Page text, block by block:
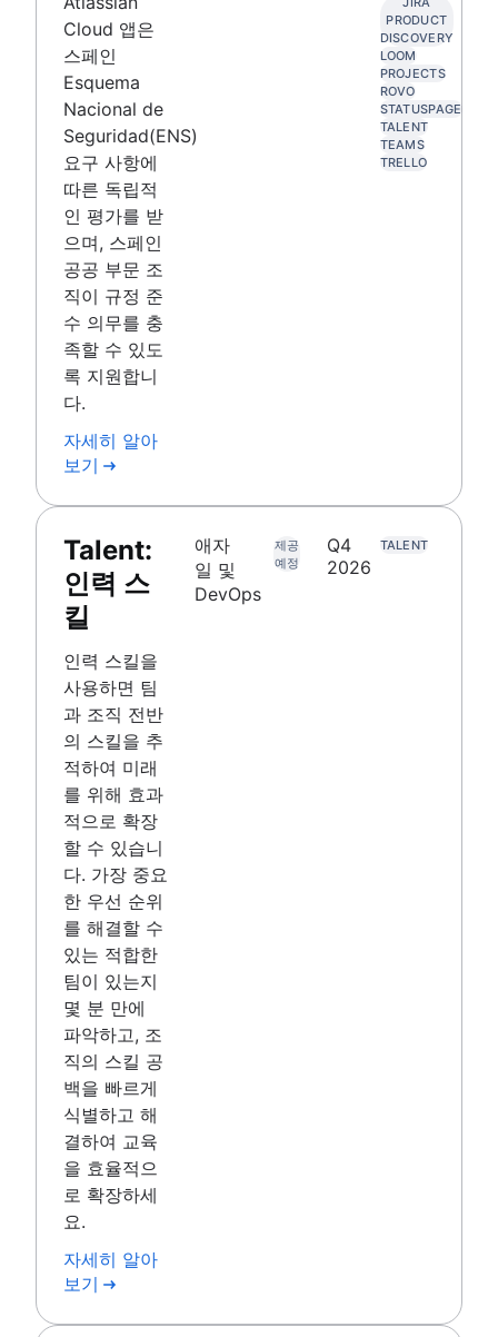
Cloud 앱은
스페인
Esquema
Nacional de
Seguridad(ENS)
요구 사항에
따른 독립적
인 평가를 받
으며, 스페인
공공 부문 조
직이 규정 준
수 의무를 충
족할 수 있도
록 지원합니
다.
자세히 알아
보기
PRODUCT
DISCOVERY
LOOM
PROJECTS
ROVO
STATUSPAGE
TALENT
TEAMS
TRELLO
Talent:
인력 스
킬
인력 스킬을
사용하면 팀
과 조직 전반
의 스킬을 추
적하여 미래
를 위해 효과
적으로 확장
할 수 있습니
다. 가장 중요
한 우선 순위
를 해결할 수
있는 적합한
팀이 있는지
몇 분 만에
파악하고, 조
직의 스킬 공
백을 빠르게
식별하고 해
결하여 교육
을 효율적으
로 확장하세
요.
자세히 알아
보기
애자
일 및
DevOps
제공
예정
Q4
2026
TALENT